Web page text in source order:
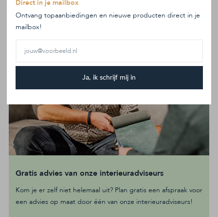
Direct in je mailbox
Ontvang topaanbiedingen en nieuwe producten direct in je
mailbox!
Ja, ik schrijf mij in
Gratis advies van onze interieuradviseurs
Kom je er zelf niet helemaal uit? Plan gratis een afspraak voor
een advies op maat door één van onze interieuradviseurs!